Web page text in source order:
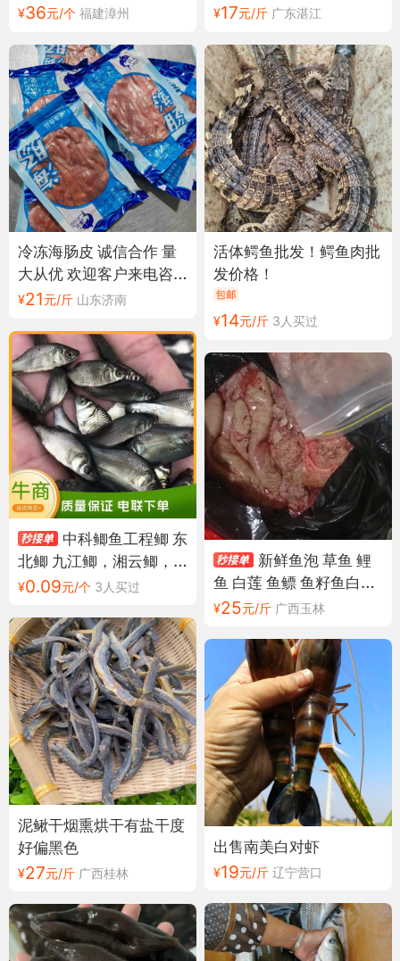
¥36元/个 福建漳州
货快量大从优
¥17元/斤 广东湛江
冷冻海肠皮 诚信合作 量
大从优 欢迎客户来电咨
询合作
¥21元/斤 山东济南
活体鳄鱼批发！鳄鱼肉批
发价格！
¥14元/斤 3人买过
中科鲫鱼工程鲫 东
北鲫 九江鲫，湘云鲫，
全国发货
¥0.09元/个 3人买过
新鲜鱼泡 草鱼 鲤
鱼 白莲 鱼鳔 鱼籽鱼白长
期稳定供货
¥25元/斤 广西玉林
泥鳅干烟熏烘干有盐干度
好偏黑色
¥27元/斤 广西桂林
出售南美白对虾
¥19元/斤 辽宁营口